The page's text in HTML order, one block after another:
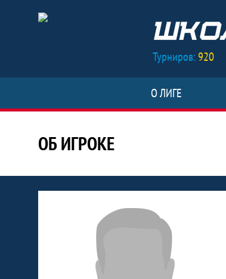
Турниров:920
О ЛИГЕ
ОБ ИГРОКЕ
Статистика игрока